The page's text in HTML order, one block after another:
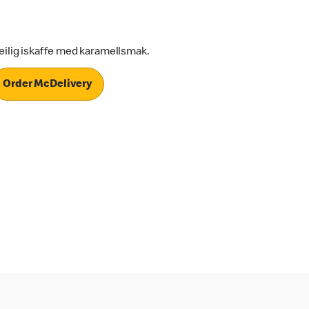
iskaffe med karamellsmak.
Order McDelivery